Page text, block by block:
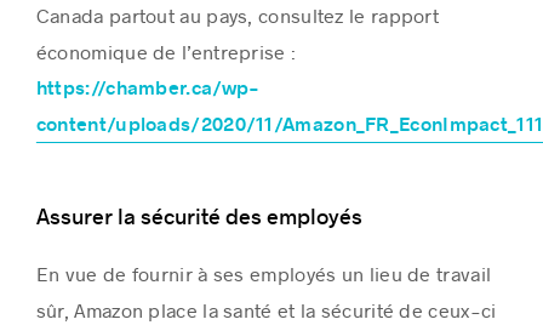
Canada partout au pays, consultez le rapport
économique de l’entreprise :
https://chamber.ca/wp-
content/uploads/2020/11/
Assurer la sécurité des employés
En vue de fournir à ses employés un lieu de travail
sûr, Amazon place la santé et la sécurité de ceux-ci